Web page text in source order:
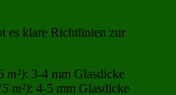
es klare Richtlinien zur
m²): 3-4 mm Glasdicke
m²): 4-5 mm Glasdicke